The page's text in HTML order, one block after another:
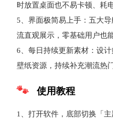
时放置桌面也不易卡顿、耗
5、界面极简易上手：五大
流直观展示，零基础用户也
6、每日持续更新素材：设
壁纸资源，持续补充潮流热
使用教程
1、打开软件，底部切换「